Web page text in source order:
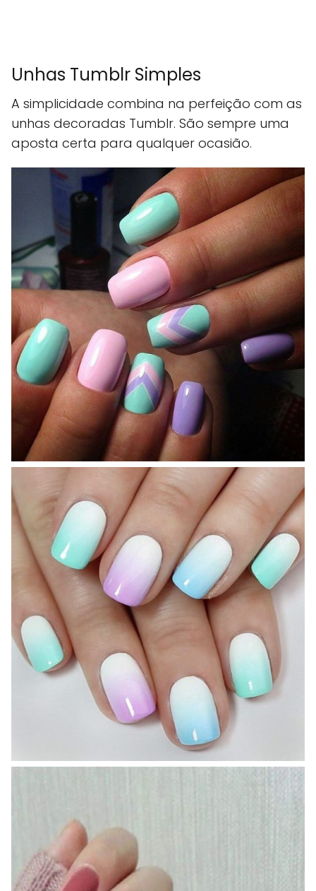
Unhas Tumblr Simples
A simplicidade combina na perfeição com as
unhas decoradas Tumblr. São sempre uma
aposta certa para qualquer ocasião.